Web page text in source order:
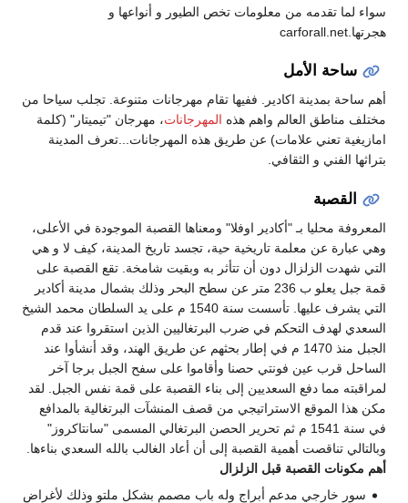
سواء لما تقدمه من معلومات تخص الطيور و أنواعها و
هجرتها.carforall.net
ساحة الأمل
أهم ساحة بمدينة اكادير. ففيها تقام مهرجانات متنوعة. تجلب سياحا من
مختلف مناطق العالم واهم هذه المهرجانات، مهرجان "تيميتار" (كلمة
امازيغية تعني علامات) عن طريق هذه المهرجانات...تعرف المدينة
بتراثها الفني و الثقافي.
القصبة
المعروفة محليا بـ "أكادير اوفلا" ومعناها القصبة الموجودة في الأعلى،
وهي عبارة عن معلمة تاريخية حية، تجسد تاريخ المدينة، كيف لا و هي
التي شهدت الزلزال دون أن تتأثر به وبقيت شامخة. تقع القصبة على
قمة جبل يعلو ب 236 متر عن سطح البحر وذلك بشمال مدينة أكادير
التي يشرف عليها. تأسست سنة 1540 م على يد السلطان محمد الشيخ
السعدي لهدف التحكم في ضرب البرتغاليين الذين استقروا عند قدم
الجبل منذ 1470 م في إطار بحثهم عن طريق الهند، وقد أنشأوا عند
الساحل قرب عين فونتي حصنا وأقاموا على سفح الجبل برجا آخر
لمراقبته مما دفع السعديين إلى بناء القصبة على قمة نفس الجبل. لقد
مكن هذا الموقع الاستراتيجي من قصف المنشآت البرتغالية بالمدافع
في سنة 1541 م ثم تحرير الحصن البرتغالي المسمى "سانتاكروز"
وبالتالي تناقصت أهمية القصبة إلى أن أعاد الغالب بالله السعدي بناءها.
أهم مكونات القصبة قبل الزلزال
سور خارجي مدعم أبراج وله باب مصمم بشكل ملتو وذلك لأغراض